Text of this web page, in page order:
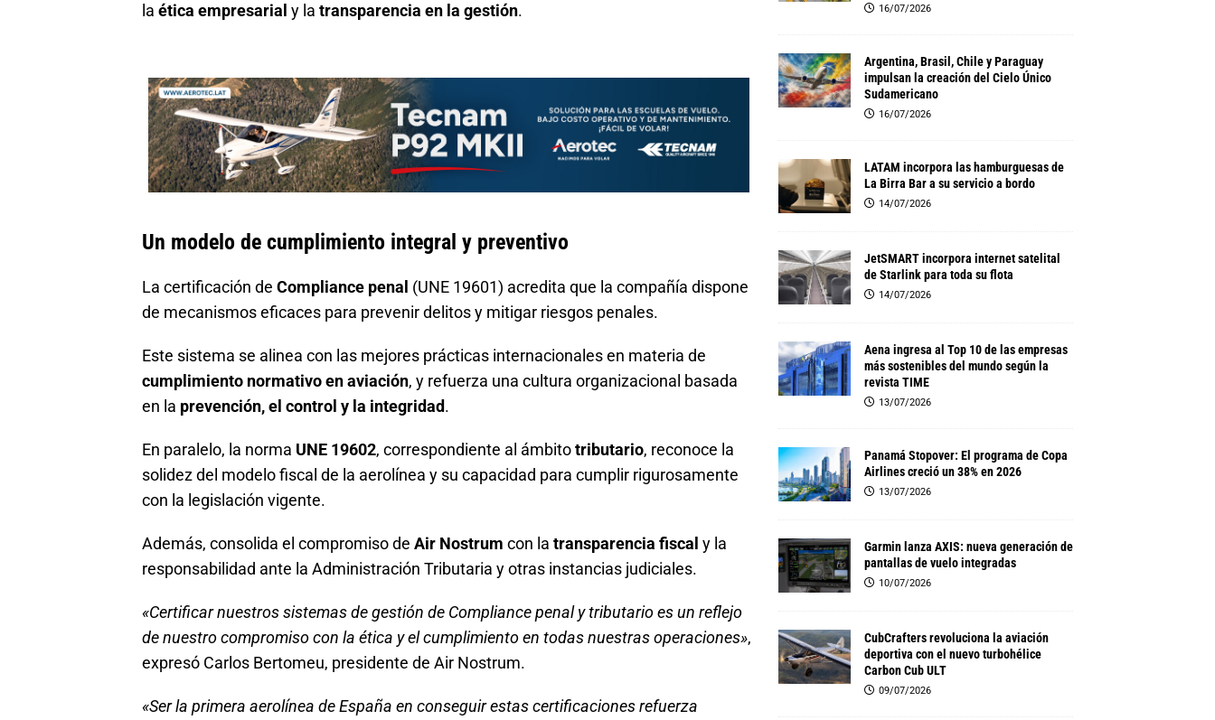
la ética empresarial y la transparencia en la gestión.
Un modelo de cumplimiento integral y preventivo
La certificación de Compliance penal (UNE 19601) acredita que la compañía dispone
de mecanismos eficaces para prevenir delitos y mitigar riesgos penales.
Este sistema se alinea con las mejores prácticas internacionales en materia de
cumplimiento normativo en aviación, y refuerza una cultura organizacional basada
en la prevención, el control y la integridad.
En paralelo, la norma UNE 19602, correspondiente al ámbitotributario, reconoce la
solidez del modelo fiscal de la aerolínea y su capacidad para cumplir rigurosamente
con la legislación vigente.
Además, consolida el compromiso de Air Nostrum con la transparencia fiscal y la
responsabilidad ante la Administración Tributaria y otras instancias judiciales.
«Certificar nuestros sistemas de gestión de Compliance penal y tributario es un reflejo
de nuestro compromiso con la ética y el cumplimiento en todas nuestras operaciones»,
expresó Carlos Bertomeu, presidente de Air Nostrum.
«Ser la primera aerolínea de España en conseguir estas certificaciones refuerza
16/07/2026
Argentina, Brasil, Chile y Paraguay
impulsan la creación del Cielo Único
Sudamericano
16/07/2026
LATAM incorpora las hamburguesas de
La Birra Bar a su servicio a bordo
14/07/2026
JetSMART incorpora internet satelital
de Starlink para toda su flota
14/07/2026
Aena ingresa al Top 10 de las empresas
más sostenibles del mundo según la
revista TIME
13/07/2026
Panamá Stopover: El programa de Copa
Airlines creció un 38% en 2026
13/07/2026
Garmin lanza AXIS: nueva generación de
pantallas de vuelo integradas
10/07/2026
CubCrafters revoluciona la aviación
deportiva con el nuevo turbohélice
Carbon Cub ULT
09/07/2026